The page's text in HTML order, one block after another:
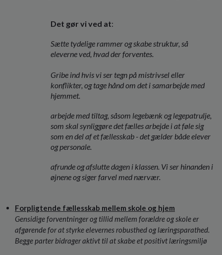
Det gør vi ved at:
Sætte tydelige rammer og skabe struktur, så
eleverne ved, hvad der forventes.
Gribe ind hvis vi ser tegn på mistrivsel eller
konflikter, og tage hånd om det i samarbejde med
hjemmet.
arbejde med tiltag, såsom legebænk og legepatrulje,
som skal synliggøre det fælles arbejde i at føle sig
som en del af et fællesskab - det gælder både elever
og personale.
afrunde og afslutte dagen i klassen. Vi ser hinanden i
øjnene og siger farvel med nærvær.
Forpligtende fællesskab mellem skole og hjem
Gensidige forventninger og tillid mellem forældre og skole er
afgørende for at styrke elevernes robusthed og læringsparathed.
Begge parter bidrager aktivt til at skabe et positivt læringsmiljø